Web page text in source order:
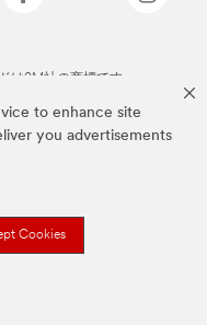
to enhance site
you advertisements
Cookies
は3M社の商標です。